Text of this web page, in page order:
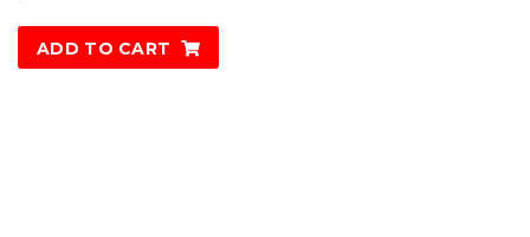
ADD TO CART